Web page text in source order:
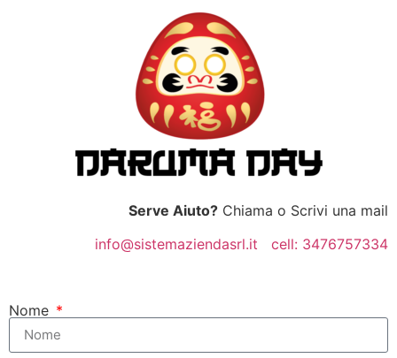
Serve Aiuto? Chiama o Scrivi una mail
info@sistemaziendasrl.it cell: 3476757334
Nome